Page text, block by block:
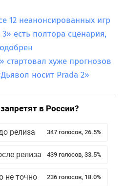
12 неанонсированных игр
есть полтора сценария,
стартовал хуже прогнозов
носит Prada 2»
в России?
релиза 347 голосов, 26.5%
релиза 439 голосов, 33.5%
не точно 236 голосов, 18.0%